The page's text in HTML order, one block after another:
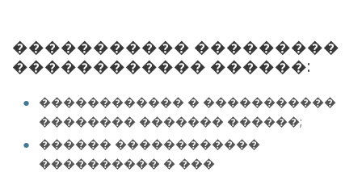
����������� ���������
������������ ������:
������������ � �����������
�������� ������� ������;
������ ������������
���������� � ���